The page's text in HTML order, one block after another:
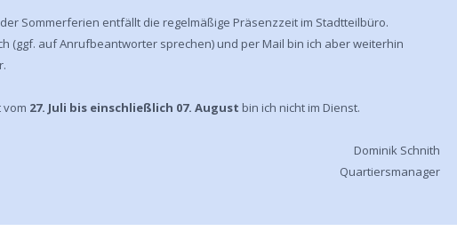
Sommerferien entfällt die regelmäßige Präsenzzeit im Stadtteilbüro.
(ggf. auf Anrufbeantworter sprechen) und per Mail bin ich aber weiterhin
vom 27. Juli bis einschließlich 07. August bin ich nicht im Dienst.
Dominik Schnith
Quartiersmanager